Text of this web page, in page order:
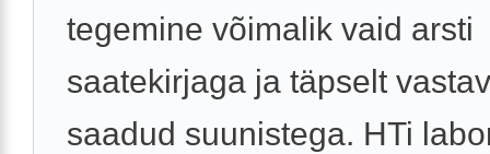
tegemine võimalik vaid arsti
saatekirjaga ja täpselt
saadud suunistega. HTi